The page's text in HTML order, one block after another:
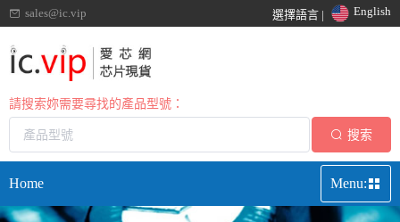
sales@ic.vip 選擇語言 | English
請搜索妳需要尋找的產品型號：
搜索
Home Menu: